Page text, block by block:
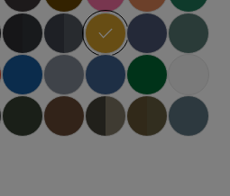
vald